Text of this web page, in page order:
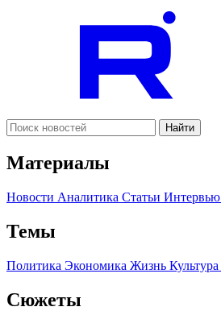
Найти
Материалы
Новости Аналитика Статьи Интервью
Темы
Политика Экономика Жизнь Культура
Сюжеты